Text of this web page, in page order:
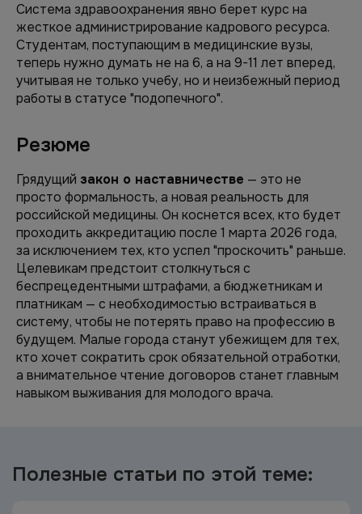
Система здравоохранения явно берет курс на
жесткое администрирование кадрового ресурса.
Студентам, поступающим в медицинские вузы,
теперь нужно думать не на 6, а на 9-11 лет вперед,
учитывая не только учебу, но и неизбежный период
работы в статусе "подопечного".
Резюме
Грядущий закон о наставничестве — это не
просто формальность, а новая реальность для
российской медицины. Он коснется всех, кто будет
проходить аккредитацию после 1 марта 2026 года,
за исключением тех, кто успел "проскочить" раньше.
Целевикам предстоит столкнуться с
беспрецедентными штрафами, а бюджетникам и
платникам — с необходимостью встраиваться в
систему, чтобы не потерять право на профессию в
будущем. Малые города станут убежищем для тех,
кто хочет сократить срок обязательной отработки,
а внимательное чтение договоров станет главным
навыком выживания для молодого врача.
Полезные статьи по этой теме: